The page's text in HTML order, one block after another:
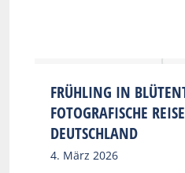
FRÜHLING IN
FOTOGRAFISCHE
DEUTSCHLAND
4. März 2026